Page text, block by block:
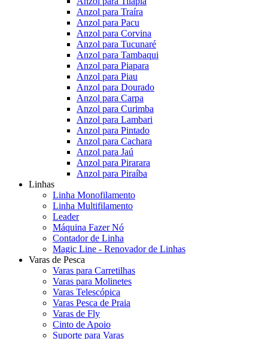
Anzol para Traíra
Anzol para Pacu
Anzol para Corvina
Anzol para Tucunaré
Anzol para Tambaqui
Anzol para Piapara
Anzol para Piau
Anzol para Dourado
Anzol para Carpa
Anzol para Curimba
Anzol para Lambari
Anzol para Pintado
Anzol para Cachara
Anzol para Jaú
Anzol para Pirarara
Anzol para Piraíba
Linhas
Linha Monofilamento
Linha Multifilamento
Leader
Máquina Fazer Nó
Contador de Linha
Magic Line - Renovador de Linhas
Varas de Pesca
Varas para Carretilhas
Varas para Molinetes
Varas Telescópica
Varas Pesca de Praia
Varas de Fly
Cinto de Apoio
Suporte para Varas